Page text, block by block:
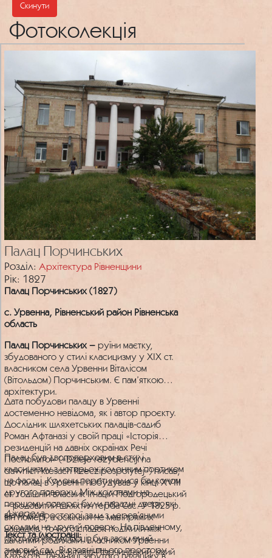
Скинути
Фотоколекція
Палац Порчинських
Розділ: Архітектура Рівненщини
Рік: 1827
Палац Порчинських (1827)
с. Урвенна, Рівненський район Рівненська
область
Палац Порчинських – руїни маєтку,
збудованого у стилі класицизму у ХІХ ст.
власником села Урвенни Віталісом
(Вітольдом) Порчинським. Є пам’яткою
архітектури.
Дата побудови палацу в Урвенні
достеменно невідома, як і автор проєкту.
Дослідник шляхетських палаців-садиб
Роман Афтаназі у своїй праці «Історія
резиденцій на давніх окраїнах Речі
Посполитої» («Dzieje rezydenciji na
dawnich kresach Rzeczipospolytej») писав,
що палац в Урвенні побудував у кінці XVIII
ст. тодішній власник Ігнацій Подгородецький
– родовитий шляхтич герба Сас. У 1825 р.
він помер, а оскільки не мав прямих
нащадків, то його спадок поділили між
дальніми родичами. Власником Урвенни
став маршалок Віталіс Порчинський, який
Палац був двоповерховим в стилі
класицизму з чотирьох колонним портиком
на фасаді. Колони перетиналися балконом
другого поверху. Між колонами на
першому поверсі були парадні двері, які
вели до просторої зали з дерев’яними
сходами на другий поверх. На південному,
протилежному боці, був засклений
зимовий сад. Від зовнішнього простору
Джерела:
Текст та ілюстрації:
Калько В. Таємниці забутого палацику в